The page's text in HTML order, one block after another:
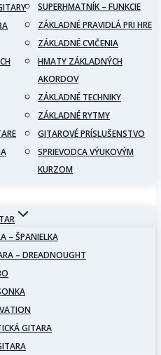
SUPERHMATNÍK – FUNKCIE
ZÁKLADNÉ PRAVIDLÁ PRI HRE
ZÁKLADNÉ CVIČENIA
HMATY ZÁKLADNÝCH
AKORDOV
ZÁKLADNÉ TECHNIKY
ZÁKLADNÉ RYTMY
GITAROVÉ PRÍSLUŠENSTVO
SPRIEVODCA VÝUKOVÝM
KURZOM
– ŠPANIELKA
– DREADNOUGHT
GITARA